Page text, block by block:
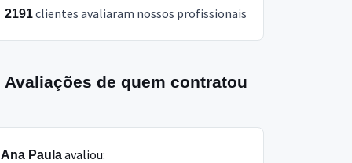
2191clientes avaliaram nossos profissionais
Avaliações de quem contratou
Ana Paulaavaliou: